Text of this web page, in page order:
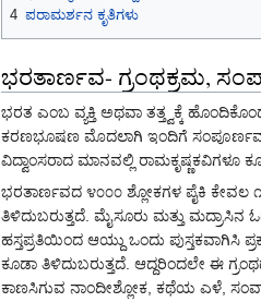
4 ಪರಾಮರ್ಶನ ಕೃತಿಗಳು
ಭರತಾರ್ಣವ- ಗ್ರಂಥಕ್ರಮ,
ಭರತ ಎಂಬ ವ್ಯಕ್ತಿ ಅಥವಾ ತತ್ತ್ವಕ್ಕೆ
ಕರಣಭೂಷಣ ಮೊದಲಾಗಿ ಇಂದಿಗೆ
ವಿದ್ವಾಂಸರಾದ ಮಾನವಲ್ಲಿ
ಭರತಾರ್ಣವದ ೪೦೦೦ ಶ್ಲೋಕಗಳ ಪೈಕಿ ಕೇವಲ
ತಿಳಿದುಬರುತ್ತದೆ. ಮೈಸೂರು ಮತ್ತು
ಹಸ್ತಪ್ರತಿಯಿಂದ ಆಯ್ದು ಒಂದು ಪುಸ್ತಕವಾಗಿಸಿ
ಕೂಡಾ ತಿಳಿದುಬರುತ್ತದೆ. ಆದ್ದರಿಂದಲೇ ಈ
ಕಾಣಸಿಗುವ ನಾಂದೀಶ್ಲೋಕ, ಕಥೆಯ ಎಳೆ,